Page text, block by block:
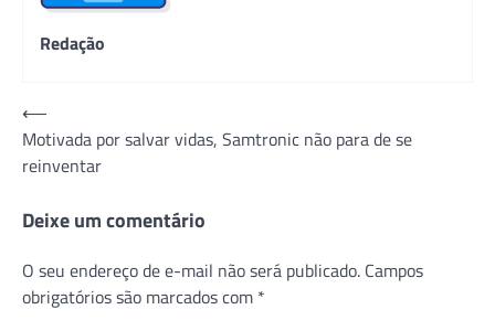
Redação
Navegação
de
Post
⟵
Motivada por salvar vidas, Samtronic não para de se
reinventar
Deixe um comentário
O seu endereço de e-mail não será publicado. Campos
obrigatórios são marcados com *